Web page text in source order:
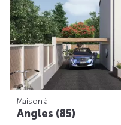
Maison à
Angles (85)